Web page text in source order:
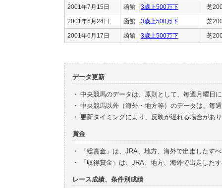
2001年7月15日 函館 3歳上500万下 芝
2001年6月24日 函館 3歳上500万下 芝
2001年6月17日 函館 3歳上500万下 芝
データ更新
・ 中央競馬のデータは、原則として、毎週月曜日
・ 中央競馬以外（海外・地方等）のデータは、毎
・ 更新タイミングにより、反映が遅れる場合があ
賞金
・
「総賞金」は、JRA、地方、海外で出走したす
・
「収得賞金」は、JRA、地方、海外で出走した
レース成績、条件別成績